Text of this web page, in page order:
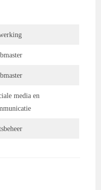
media en